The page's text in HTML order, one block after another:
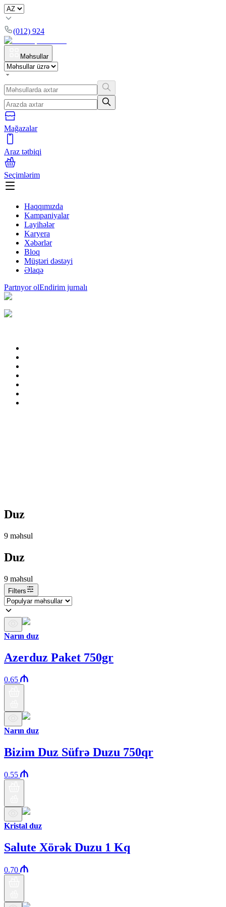
(012) 924
Məhsullar
Mağazalar
Araz tətbiqi
Seçimlərim
Haqqımızda
Kampaniyalar
Layihələr
Karyera
Xəbərlər
Bloq
Müştəri dəstəyi
Əlaqə
Partnyor olEndirim jurnalı
Duz
9 məhsul
Duz
9 məhsul
Filters
Narın duz
Azerduz Paket 750gr
0.65
Narın duz
Bizim Duz Süfrə Duzu 750qr
0.55
Kristal duz
Salute Xörək Duzu 1 Kq
0.70